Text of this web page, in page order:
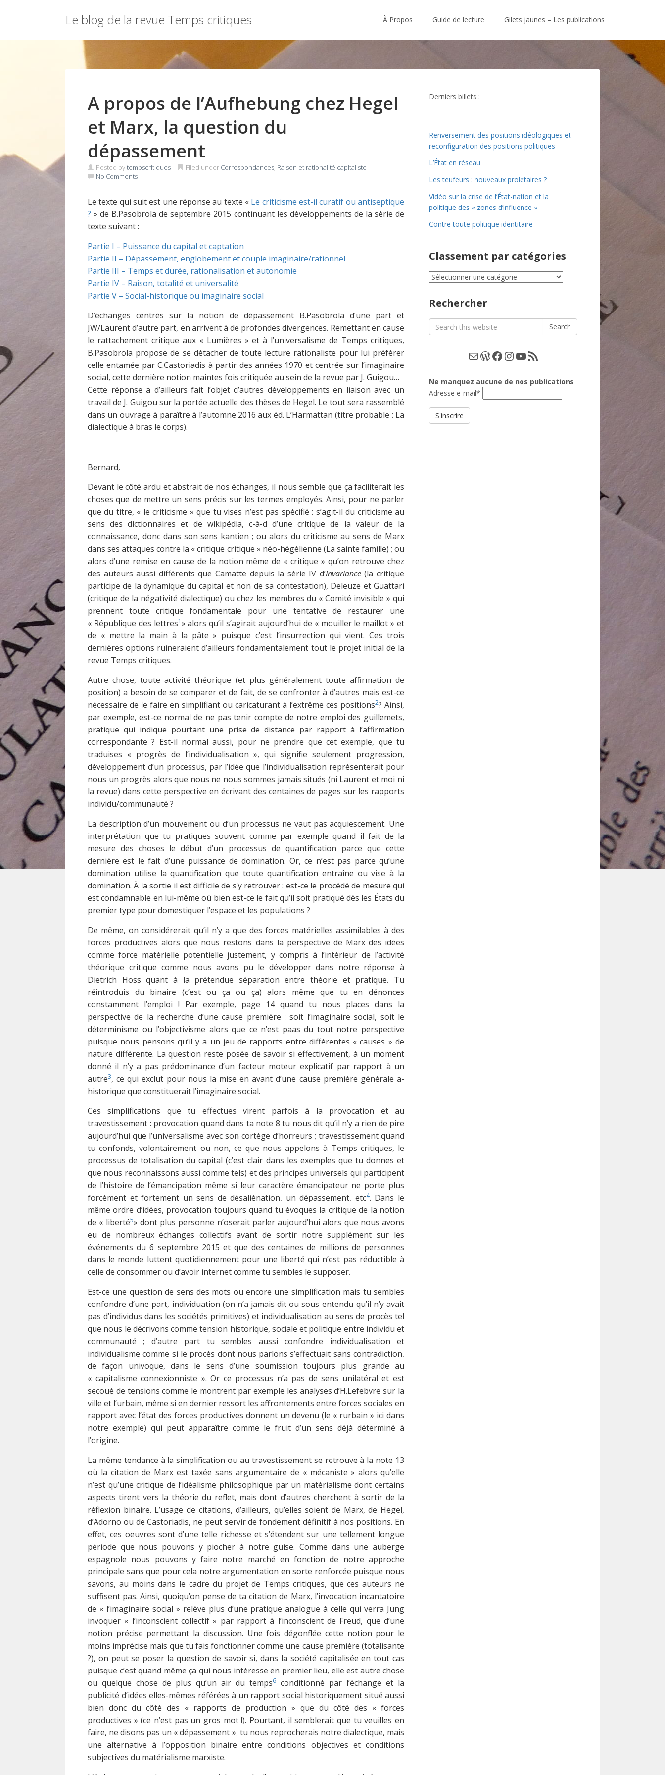
Le blog de la revue Temps critiques À Propos Guide de lecture Gilets jaunes – Les publications
A propos de l’Aufhebung chez Hegel
et Marx, la question du
dépassement
Posted bytempscritiques Filed under Correspondances, Raison et rationalité capitaliste
No Comments
Le texte qui suit est une réponse au texte « Le criticisme est-il curatif ou antiseptique
? » de B.Pasobrola de septembre 2015 continuant les développements de la série de
texte suivant :
Partie I – Puissance du capital et captation
Partie II – Dépassement, englobement et couple imaginaire/rationnel
Partie III – Temps et durée, rationalisation et autonomie
Partie IV – Raison, totalité et universalité
Partie V – Social-historique ou imaginaire social
D’échanges centrés sur la notion de dépassement B.Pasobrola d’une part et
JW/Laurent d’autre part, en arrivent à de profondes divergences. Remettant en cause
le rattachement critique aux « Lumières » et à l’universalisme de Temps critiques,
B.Pasobrola propose de se détacher de toute lecture rationaliste pour lui préférer
celle entamée par C.Castoriadis à partir des années 1970 et centrée sur l’imaginaire
social, cette dernière notion maintes fois critiquée au sein de la revue par J. Guigou…
Cette réponse a d’ailleurs fait l’objet d’autres développements en liaison avec un
travail de J. Guigou sur la portée actuelle des thèses de Hegel. Le tout sera rassemblé
dans un ouvrage à paraître à l’automne 2016 aux éd. L’Harmattan (titre probable : La
dialectique à bras le corps).
Bernard,
Devant le côté ardu et abstrait de nos échanges, il nous semble que ça faciliterait les
choses que de mettre un sens précis sur les termes employés. Ainsi, pour ne parler
que du titre, « le criticisme » que tu vises n’est pas spécifié : s’agit-il du criticisme au
sens des dictionnaires et de wikipédia, c-à-d d’une critique de la valeur de la
connaissance, donc dans son sens kantien ; ou alors du criticisme au sens de Marx
dans ses attaques contre la « critique critique » néo-hégélienne (La sainte famille) ; ou
alors d’une remise en cause de la notion même de « critique » qu’on retrouve chez
des auteurs aussi différents que Camatte depuis la série IV d’Invariance(la critique
participe de la dynamique du capital et non de sa contestation), Deleuze et Guattari
(critique de la négativité dialectique) ou chez les membres du « Comité invisible » qui
prennent toute critique fondamentale pour une tentative de restaurer une
« République des lettres1» alors qu’il s’agirait aujourd’hui de « mouiller le maillot » et
de « mettre la main à la pâte » puisque c’est l’insurrection qui vient. Ces trois
dernières options ruineraient d’ailleurs fondamentalement tout le projet initial de la
revue Temps critiques.
Autre chose, toute activité théorique (et plus généralement toute affirmation de
position) a besoin de se comparer et de fait, de se confronter à d’autres mais est-ce
nécessaire de le faire en simplifiant ou caricaturant à l’extrême ces positions2? Ainsi,
par exemple, est-ce normal de ne pas tenir compte de notre emploi des guillemets,
pratique qui indique pourtant une prise de distance par rapport à l’affirmation
correspondante ? Est-il normal aussi, pour ne prendre que cet exemple, que tu
traduises « progrès de l’individualisation », qui signifie seulement progression,
développement d’un processus, par l’idée que l’individualisation représenterait pour
nous un progrès alors que nous ne nous sommes jamais situés (ni Laurent et moi ni
la revue) dans cette perspective en écrivant des centaines de pages sur les rapports
individu/communauté ?
La description d’un mouvement ou d’un processus ne vaut pas acquiescement. Une
interprétation que tu pratiques souvent comme par exemple quand il fait de la
mesure des choses le début d’un processus de quantification parce que cette
dernière est le fait d’une puissance de domination. Or, ce n’est pas parce qu’une
domination utilise la quantification que toute quantification entraîne ou vise à la
domination. À la sortie il est difficile de s’y retrouver : est-ce le procédé de mesure qui
est condamnable en lui-même où bien est-ce le fait qu’il soit pratiqué dès les États du
premier type pour domestiquer l’espace et les populations ?
De même, on considérerait qu’il n’y a que des forces matérielles assimilables à des
forces productives alors que nous restons dans la perspective de Marx des idées
comme force matérielle potentielle justement, y compris à l’intérieur de l’activité
théorique critique comme nous avons pu le développer dans notre réponse à
Dietrich Hoss quant à la prétendue séparation entre théorie et pratique. Tu
réintroduis du binaire (c’est ou ça ou ça) alors même que tu en dénonces
constamment l’emploi ! Par exemple, page 14 quand tu nous places dans la
perspective de la recherche d’une cause première : soit l’imaginaire social, soit le
déterminisme ou l’objectivisme alors que ce n’est paas du tout notre perspective
puisque nous pensons qu’il y a un jeu de rapports entre différentes « causes » de
nature différente. La question reste posée de savoir si effectivement, à un moment
donné il n’y a pas prédominance d’un facteur moteur explicatif par rapport à un
autre3, ce qui exclut pour nous la mise en avant d’une cause première générale a-
historique que constituerait l’imaginaire social.
Ces simplifications que tu effectues virent parfois à la provocation et au
travestissement : provocation quand dans ta note 8 tu nous dit qu’il n’y a rien de pire
aujourd’hui que l’universalisme avec son cortège d’horreurs ; travestissement quand
tu confonds, volontairement ou non, ce que nous appelons à Temps critiques, le
processus de totalisation du capital (c’est clair dans les exemples que tu donnes et
que nous reconnaissons aussi comme tels) et des principes universels qui participent
de l’histoire de l’émancipation même si leur caractère émancipateur ne porte plus
forcément et fortement un sens de désaliénation, un dépassement, etc4. Dans le
même ordre d’idées, provocation toujours quand tu évoques la critique de la notion
de « liberté5» dont plus personne n’oserait parler aujourd’hui alors que nous avons
eu de nombreux échanges collectifs avant de sortir notre supplément sur les
événements du 6 septembre 2015 et que des centaines de millions de personnes
dans le monde luttent quotidiennement pour une liberté qui n’est pas réductible à
celle de consommer ou d’avoir internet comme tu sembles le supposer.
Est-ce une question de sens des mots ou encore une simplification mais tu sembles
confondre d’une part, individuation (on n’a jamais dit ou sous-entendu qu’il n’y avait
pas d’individus dans les sociétés primitives) et individualisation au sens de procès tel
que nous le décrivons comme tension historique, sociale et politique entre individu et
communauté ; d’autre part tu sembles aussi confondre individualisation et
individualisme comme si le procès dont nous parlons s’effectuait sans contradiction,
de façon univoque, dans le sens d’une soumission toujours plus grande au
« capitalisme connexionniste ». Or ce processus n’a pas de sens unilatéral et est
secoué de tensions comme le montrent par exemple les analyses d’H.Lefebvre sur la
ville et l’urbain, même si en dernier ressort les affrontements entre forces sociales en
rapport avec l’état des forces productives donnent un devenu (le « rurbain » ici dans
notre exemple) qui peut apparaître comme le fruit d’un sens déjà déterminé à
l’origine.
La même tendance à la simplification ou au travestissement se retrouve à la note 13
où la citation de Marx est taxée sans argumentaire de « mécaniste » alors qu’elle
n’est qu’une critique de l’idéalisme philosophique par un matérialisme dont certains
aspects tirent vers la théorie du reflet, mais dont d’autres cherchent à sortir de la
réflexion binaire. L’usage de citations, d’ailleurs, qu’elles soient de Marx, de Hegel,
d’Adorno ou de Castoriadis, ne peut servir de fondement définitif à nos positions. En
effet, ces oeuvres sont d’une telle richesse et s’étendent sur une tellement longue
période que nous pouvons y piocher à notre guise. Comme dans une auberge
espagnole nous pouvons y faire notre marché en fonction de notre approche
principale sans que pour cela notre argumentation en sorte renforcée puisque nous
savons, au moins dans le cadre du projet de Temps critiques, que ces auteurs ne
suffisent pas. Ainsi, quoiqu’on pense de ta citation de Marx, l’invocation incantatoire
de « l’imaginaire social » relève plus d’une pratique analogue à celle qui verra Jung
invoquer « l’inconscient collectif » par rapport à l’inconscient de Freud, que d’une
notion précise permettant la discussion. Une fois dégonflée cette notion pour le
moins imprécise mais que tu fais fonctionner comme une cause première (totalisante
?), on peut se poser la question de savoir si, dans la société capitalisée en tout cas
puisque c’est quand même ça qui nous intéresse en premier lieu, elle est autre chose
ou quelque chose de plus qu’un air du temps6 conditionné par l’échange et la
publicité d’idées elles-mêmes référées à un rapport social historiquement situé aussi
bien donc du côté des « rapports de production » que du côté des « forces
productives » (ce n’est pas un gros mot !). Pourtant, il semblerait que tu veuilles en
faire, ne disons pas un « dépassement », tu nous reprocherais notre dialectique, mais
une alternative à l’opposition binaire entre conditions objectives et conditions
subjectives du matérialisme marxiste.
Derniers billets :
Renversement des positions idéologiques et
reconfiguration des positions politiques
L’État en réseau
Les teufeurs : nouveaux prolétaires ?
Vidéo sur la crise de l’État-nation et la
politique des « zones d’influence »
Contre toute politique identitaire
Classement par catégories
Classement
par
Rechercher
Search
for:
Search
E-mailWordPress
Facebook
Instagram
YouTube
Les podcasts
Ne manquez aucune de nos publications
Adresse e-mail*